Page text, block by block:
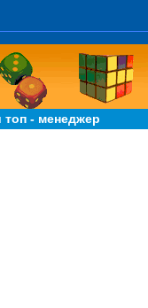
- менеджер